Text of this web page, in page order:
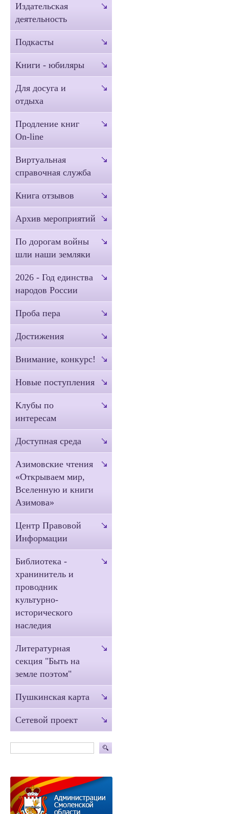
Издательская
деятельность
Подкасты
Книги - юбиляры
Для досуга и
отдыха
Продление книг
On-line
Виртуальная
справочная служба
Книга отзывов
Архив мероприятий
По дорогам войны
шли наши земляки
2026 - Год единства
народов России
Проба пера
Достижения
Внимание, конкурс!
Новые поступления
Клубы по
интересам
Доступная среда
Азимовские чтения
«Открываем мир,
Вселенную и книги
Азимова»
Центр Правовой
Информации
Библиотека -
хранинитель и
проводник
культурно-
исторического
наследия
Литературная
секция "Быть на
земле поэтом"
Пушкинская карта
Сетевой проект